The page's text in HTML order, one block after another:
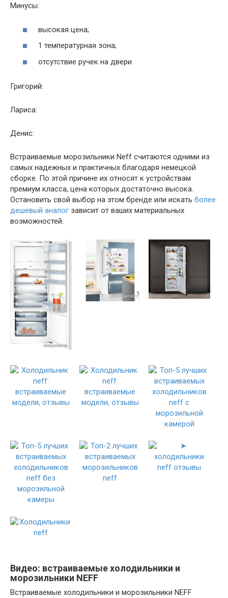
Минусы:
высокая цена;
1 температурная зона;
отсутствие ручек на двери.
Григорий:
Лариса:
Денис:
Встраиваемые морозильники Neff считаются одними из
самых надежных и практичных благодаря немецкой
сборке. По этой причине их относят к устройствам
премиум класса, цена которых достаточно высока.
Остановить свой выбор на этом бренде или искать более
дешевый аналог зависит от ваших материальных
возможностей.
Видео: встраиваемые холодильники и
морозильники NEFF
Встраиваемые холодильники и морозильники NEFF